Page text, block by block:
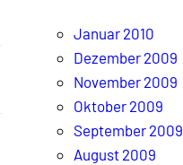
Januar 2010
Dezember 2009
November 2009
Oktober 2009
September 2009
August 2009